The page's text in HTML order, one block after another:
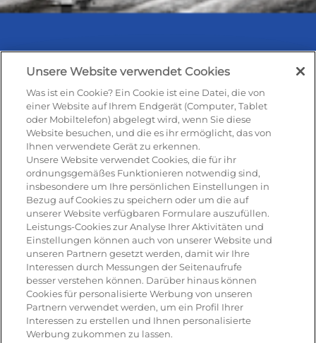
Rezepte & Produkte
Rezepte
Antipasti
Pizza
Pasta & aufläufe
Salat
Risotto
Dessert
Unsere Website verwendet Cookies
Was ist ein Cookie? Ein Cookie ist eine Datei, die von
einer Website auf Ihrem Endgerät (Computer, Tablet
oder Mobiltelefon) abgelegt wird, wenn Sie diese
Website besuchen, und die es ihr ermöglicht, das von
Ihnen verwendete Gerät zu erkennen.
Unsere Website verwendet Cookies, die für ihr
ordnungsgemäßes Funktionieren notwendig sind,
insbesondere um Ihre persönlichen Einstellungen in
Bezug auf Cookies zu speichern oder um die auf
unserer Website verfügbaren Formulare auszufüllen.
Leistungs-Cookies zur Analyse Ihrer Aktivitäten und
Einstellungen können auch von unserer Website und
unseren Partnern gesetzt werden, damit wir Ihre
Interessen durch Messungen der Seitenaufrufe
besser verstehen können. Darüber hinaus können
Cookies für personalisierte Werbung von unseren
Partnern verwendet werden, um ein Profil Ihrer
Interessen zu erstellen und Ihnen personalisierte
Werbung zukommen zu lassen.